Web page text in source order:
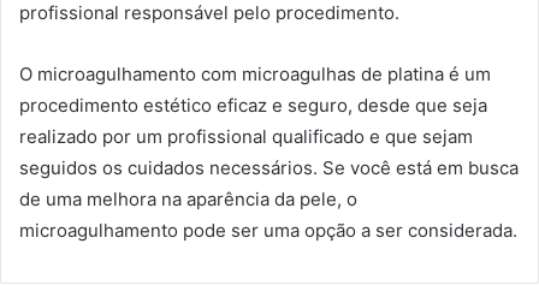
profissional responsável pelo procedimento.
O microagulhamento com microagulhas de platina é um
procedimento estético eficaz e seguro, desde que seja
realizado por um profissional qualificado e que sejam
seguidos os cuidados necessários. Se você está em busca
de uma melhora na aparência da pele, o
microagulhamento pode ser uma opção a ser considerada.